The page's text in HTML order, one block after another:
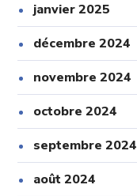
janvier 2025
décembre 2024
novembre 2024
octobre 2024
septembre 2024
août 2024